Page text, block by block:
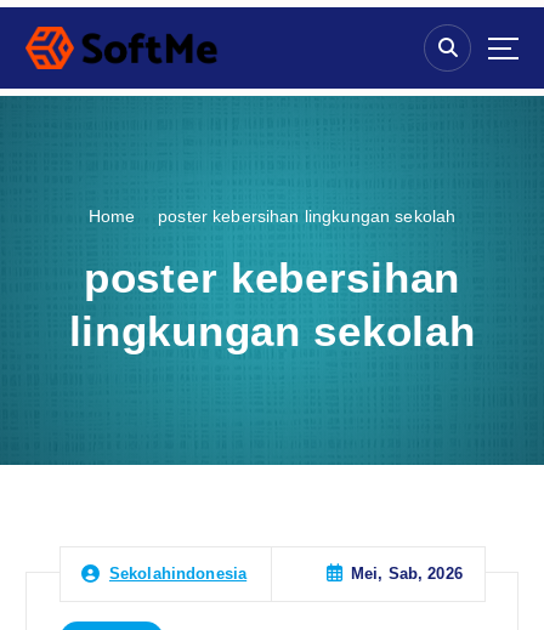
S
p
Home poster kebersihan lingkungan sekolah
poster kebersihan
lingkungan sekolah
Sekolahindonesia Mei, Sab, 2026